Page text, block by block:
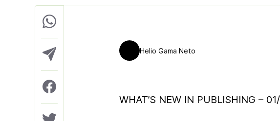
Helio Gama Neto
WHAT’S NEW IN PUBLISHING –